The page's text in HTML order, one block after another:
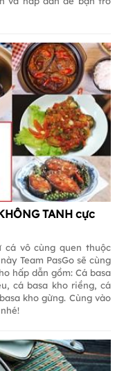
TANH cực
cá vô cùng quen thuộc
Team PasGo sẽ cùng
hấp dẫn gồm: Cá basa
cá basa kho riềng, cá
kho gừng. Cùng vào